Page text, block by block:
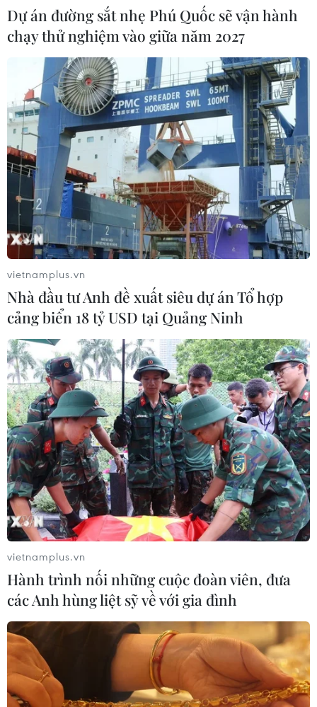
Máy phun sương giữ ẩm Pour Jamais Nano Diamond, xuất xứ
Đài Loan (giá vào khoảng 1.200.000 đồng)
(Đẹp/Vietnam+)
#Kem ủ tóc #Dầu gội đầu
#Máy phun sương
#Dưỡng tóc
#Chăm sóc tóc xoăn
#Máy sấy tóc
#Phục hồi tóc hư tổn
Theo dõi VietnamPlus
TIN LIÊN QUAN
Dự án đường sắt nhẹ Phú Quốc sẽ vận hành
chạy thử nghiệm vào giữa năm 2027
vietnamplus.vn
Nhà đầu tư Anh đề xuất siêu dự án Tổ hợp
cảng biển 18 tỷ USD tại Quảng Ninh
vietnamplus.vn
Hành trình nối những cuộc đoàn viên, đưa
các Anh hùng liệt sỹ về với gia đình